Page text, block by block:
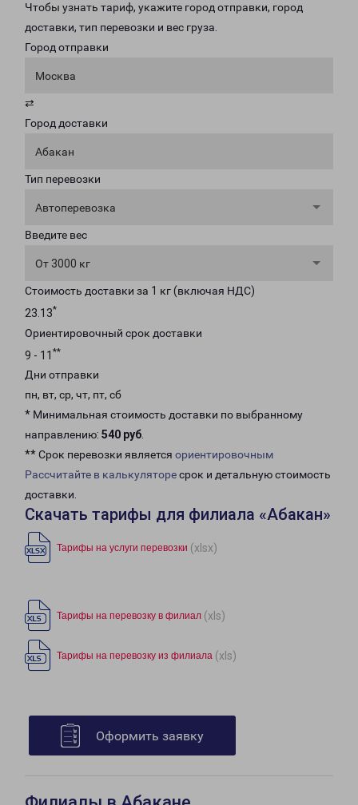
Чтобы узнать тариф, укажите город отправки, город
доставки, тип перевозки и вес груза.
Город отправки
Москва
⇄
Город доставки
Абакан
Тип перевозки
Автоперевозка
Введите вес
От 3000 кг
Стоимость доставки за 1 кг (включая НДС)
23.13*
Ориентировочный срок доставки
9 - 11 **
Дни отправки
пн, вт, ср, чт, пт, сб
* Минимальная стоимость доставки по выбранному
направлению: 540 руб.
** Срок перевозки является ориентировочным
Рассчитайте в калькуляторесрок и детальную стоимость
доставки.
Скачать тарифы для филиала «Абакан»
Тарифы на услуги перевозки (xlsx)
Тарифы на перевозку в филиал (xls)
Тарифы на перевозку из филиала (xls)
Оформить заявку